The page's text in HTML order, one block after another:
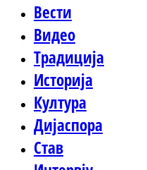
Вести
Видео
Традиција
Историја
Култура
Дијаспора
Став